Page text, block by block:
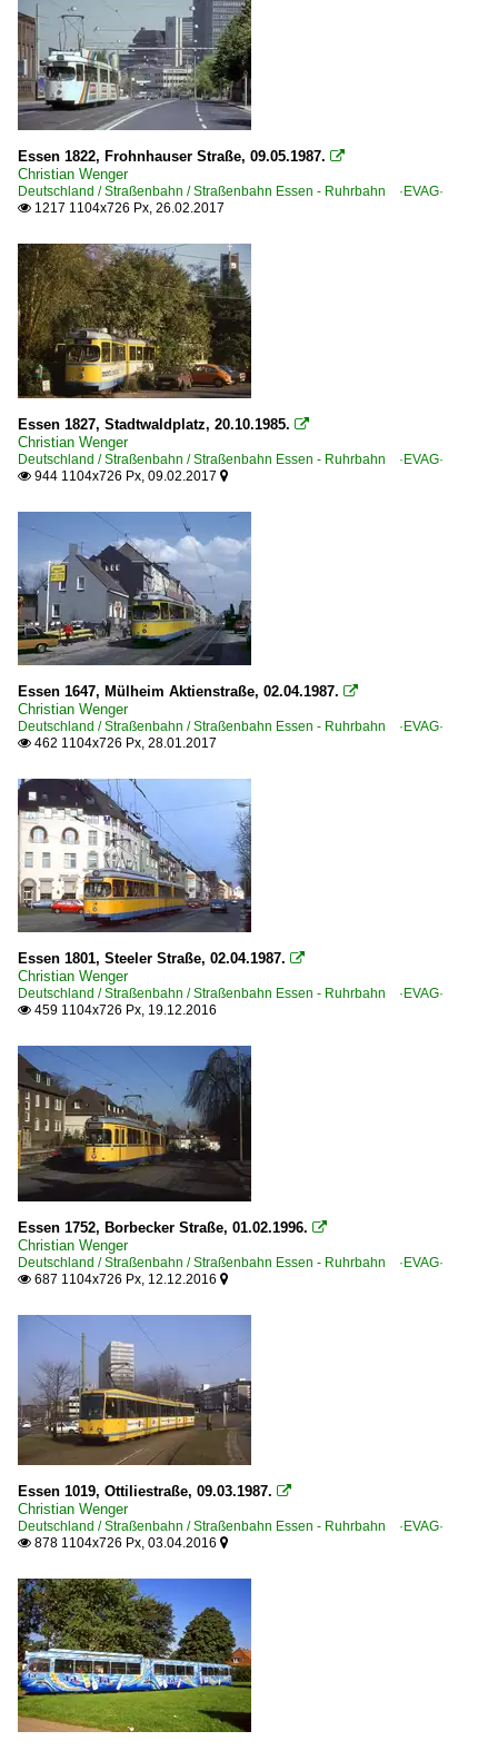
Essen 1822, Frohnhauser Straße, 09.05.1987. 
Christian Wenger
Deutschland / Straßenbahn / Straßenbahn Essen - Ruhrbahn ·EVAG·
 1217 1104x726 Px, 26.02.2017
Essen 1827, Stadtwaldplatz, 20.10.1985. 
Christian Wenger
Deutschland / Straßenbahn / Straßenbahn Essen - Ruhrbahn ·EVAG·
 944 1104x726 Px, 09.02.2017 
Essen 1647, Mülheim Aktienstraße, 02.04.1987. 
Christian Wenger
Deutschland / Straßenbahn / Straßenbahn Essen - Ruhrbahn ·EVAG·
 462 1104x726 Px, 28.01.2017
Essen 1801, Steeler Straße, 02.04.1987. 
Christian Wenger
Deutschland / Straßenbahn / Straßenbahn Essen - Ruhrbahn ·EVAG·
 459 1104x726 Px, 19.12.2016
Essen 1752, Borbecker Straße, 01.02.1996. 
Christian Wenger
Deutschland / Straßenbahn / Straßenbahn Essen - Ruhrbahn ·EVAG·
 687 1104x726 Px, 12.12.2016 
Essen 1019, Ottiliestraße, 09.03.1987. 
Christian Wenger
Deutschland / Straßenbahn / Straßenbahn Essen - Ruhrbahn ·EVAG·
 878 1104x726 Px, 03.04.2016 